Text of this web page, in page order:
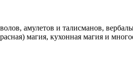
амулетов и талисманов,
магия, кухонная магия и